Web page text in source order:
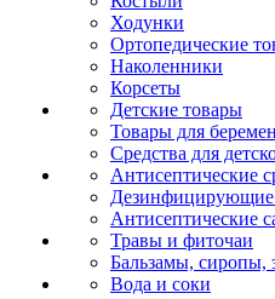
Ходунки
Ортопедические
Наколенники
Корсеты
Детские товары
Товары для
Средства для
Антисептические
Дезинфицирующие
Антисептические
Травы и фиточаи
Бальзамы, сиропы,
Вода и соки